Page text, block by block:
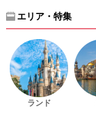
エリア・特集
ランド